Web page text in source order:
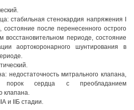
стабильная стенокардия напряжения I
после перенесенного острого
периоде, состояние
аортокоронарного шунтирования в
недостаточность митрального клапана,
порок сердца с преобладанием
клапана.
и IIБ стадии.